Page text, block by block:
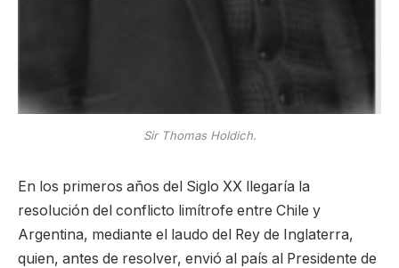
Sir Thomas Holdich.
En los primeros años del Siglo XX llegaría la
resolución del conflicto limítrofe entre Chile y
Argentina, mediante el laudo del Rey de Inglaterra,
quien, antes de resolver, envió al país al Presidente de